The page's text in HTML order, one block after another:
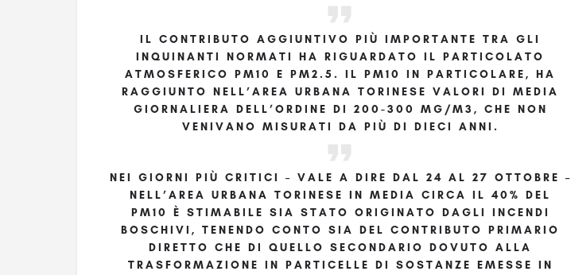
IL CONTRIBUTO AGGIUNTIVO PIÙ IMPORTANTE TRA GLI
INQUINANTI NORMATI HA RIGUARDATO IL PARTICOLATO
ATMOSFERICO PM10 E PM2.5. IL PM10 IN PARTICOLARE, HA
RAGGIUNTO NELL’AREA URBANA TORINESE VALORI DI MEDIA
GIORNALIERA DELL’ORDINE DI 200-300 MG/M3, CHE NON
VENIVANO MISURATI DA PIÙ DI DIECI ANNI.
NEI GIORNI PIÙ CRITICI – VALE A DIRE DAL 24 AL 27 OTTOBRE –
NELL’AREA URBANA TORINESE IN MEDIA CIRCA IL 40% DEL
PM10 È STIMABILE SIA STATO ORIGINATO DAGLI INCENDI
BOSCHIVI, TENENDO CONTO SIA DEL CONTRIBUTO PRIMARIO
DIRETTO CHE DI QUELLO SECONDARIO DOVUTO ALLA
TRASFORMAZIONE IN PARTICELLE DI SOSTANZE EMESSE IN